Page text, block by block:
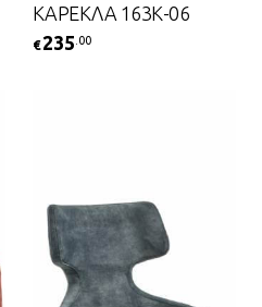
ΚΑΡΕΚΛΑ 163Κ-06
€235 .00